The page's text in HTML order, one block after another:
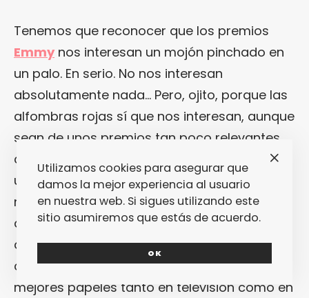
Tenemos que reconocer que los premios
Emmy nos interesan un mojón pinchado en
un palo. En serio. No nos interesan
absolutamente nada… Pero, ojito, porque las
alfombras rojas sí que nos interesan, aunque
sean de unos premios tan poco relevantes
como estos. Al fin y al cabo, y aunque sea
una ceremonia un poco en territorio de
nadie, siempre asegura una buena
asistencia de estrellas televisivas dispuestas
a brillar y a que les hagan un poquito de
caso, a ver si suena la flauta y les dan
mejores papeles tanto en televisión como en
Utilizamos cookies para asegurar que
damos la mejor experiencia al usuario
en nuestra web. Si sigues utilizando este
sitio asumiremos que estás de acuerdo.
OK